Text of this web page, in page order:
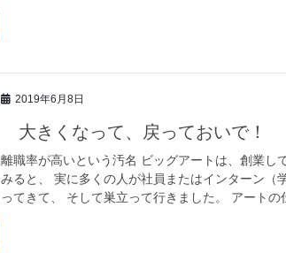
2019年6月8日
大きくなって、戻っておいで！
離職率が高いという汚名 ビッグアートは、創業し
みると、 実に多くの人が社員またはインターン（
ってきて、 そして巣立って行きました。 アート